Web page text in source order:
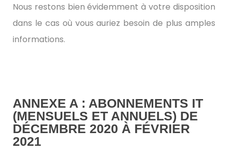
Nous restons bien évidemment à votre disposition
dans le cas où vous auriez besoin de plus amples
informations.
ANNEXE A : ABONNEMENTS IT
(MENSUELS ET ANNUELS) DE
DÉCEMBRE 2020 À FÉVRIER
2021